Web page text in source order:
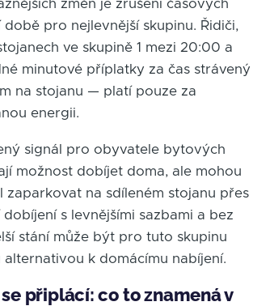
změn je zrušení časových
pro nejlevnější skupinu. Řidiči,
ve skupině 1 mezi 20:00 a
minutové příplatky za čas strávený
na stojanu — platí pouze za
energii.
signál pro obyvatele bytových
možnost dobíjet doma, ale mohou
zaparkovat na sdíleném stojanu přes
s levnějšími sazbami a bez
stání může být pro tuto skupinu
k domácímu nabíjení.
připlácí: co to znamená v